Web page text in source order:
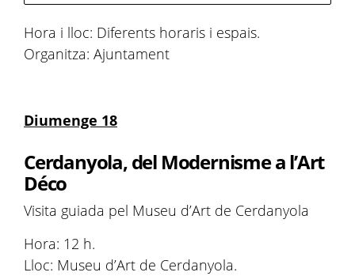
Hora i lloc: Diferents horaris i espais.
Organitza: Ajuntament
Diumenge 18
Cerdanyola, del Modernisme a l’Art
Déco
Visita guiada pel Museu d’Art de Cerdanyola
Hora: 12 h.
Lloc: Museu d’Art de Cerdanyola.